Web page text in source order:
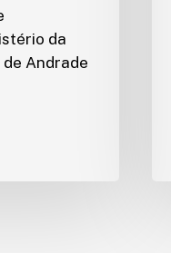
da
Andrade